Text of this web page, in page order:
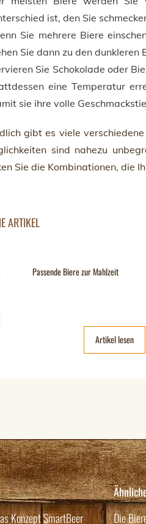
ist, den Sie
Sie mehrere Biere
Sie dann zu den dunkleren
Sie Schokolade oder
eine Temperatur
sie ihre volle
gibt es viele
sind nahezu
Sie die Kombinationen, die
ARTIKEL
Passende Biere zur Mahlzeit
Artikel lesen
Konzept SmartBeer
Die